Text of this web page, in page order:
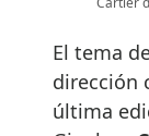
El tema
dirección
última